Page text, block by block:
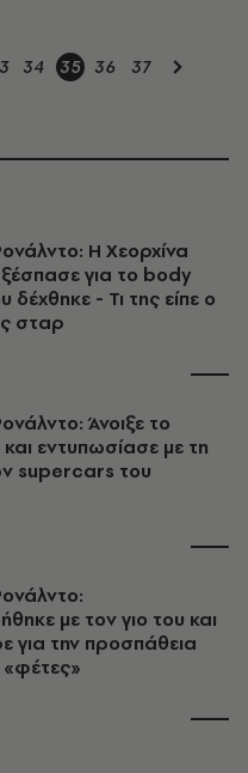
34 35 36 37
Η Χεορχίνα
ξέσπασε για το body
δέχθηκε - Τι της είπε ο
σταρ
Άνοιξε το
εντυπωσίασε με τη
supercars του
με τον γιο του και
για την προσπάθεια
«φέτες»